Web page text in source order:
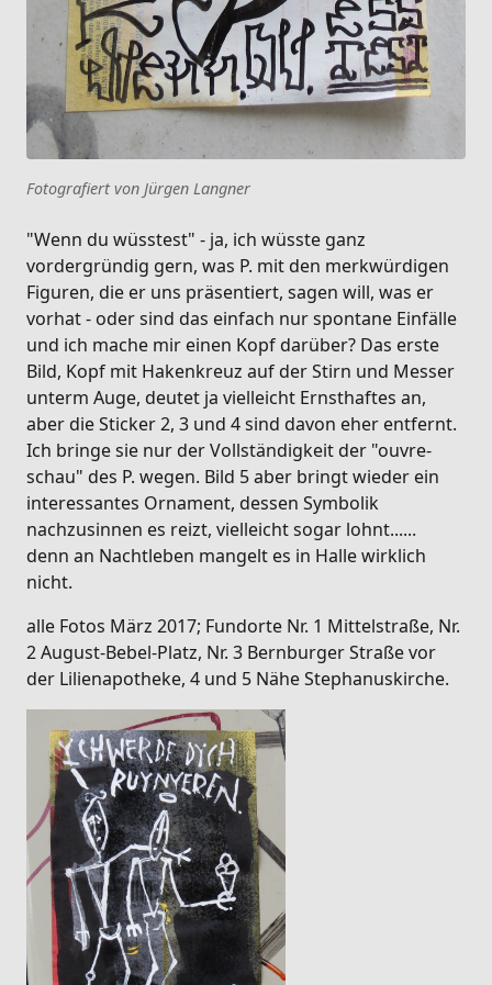
Fotografiert von Jürgen Langner
"Wenn du wüsstest" - ja, ich wüsste ganz
vordergründig gern, was P. mit den merkwürdigen
Figuren, die er uns präsentiert, sagen will, was er
vorhat - oder sind das einfach nur spontane Einfälle
und ich mache mir einen Kopf darüber? Das erste
Bild, Kopf mit Hakenkreuz auf der Stirn und Messer
unterm Auge, deutet ja vielleicht Ernsthaftes an,
aber die Sticker 2, 3 und 4 sind davon eher entfernt.
Ich bringe sie nur der Vollständigkeit der "ouvre-
schau" des P. wegen. Bild 5 aber bringt wieder ein
interessantes Ornament, dessen Symbolik
nachzusinnen es reizt, vielleicht sogar lohnt......
denn an Nachtleben mangelt es in Halle wirklich
nicht.
alle Fotos März 2017; Fundorte Nr. 1 Mittelstraße, Nr.
2 August-Bebel-Platz, Nr. 3 Bernburger Straße vor
der Lilienapotheke, 4 und 5 Nähe Stephanuskirche.